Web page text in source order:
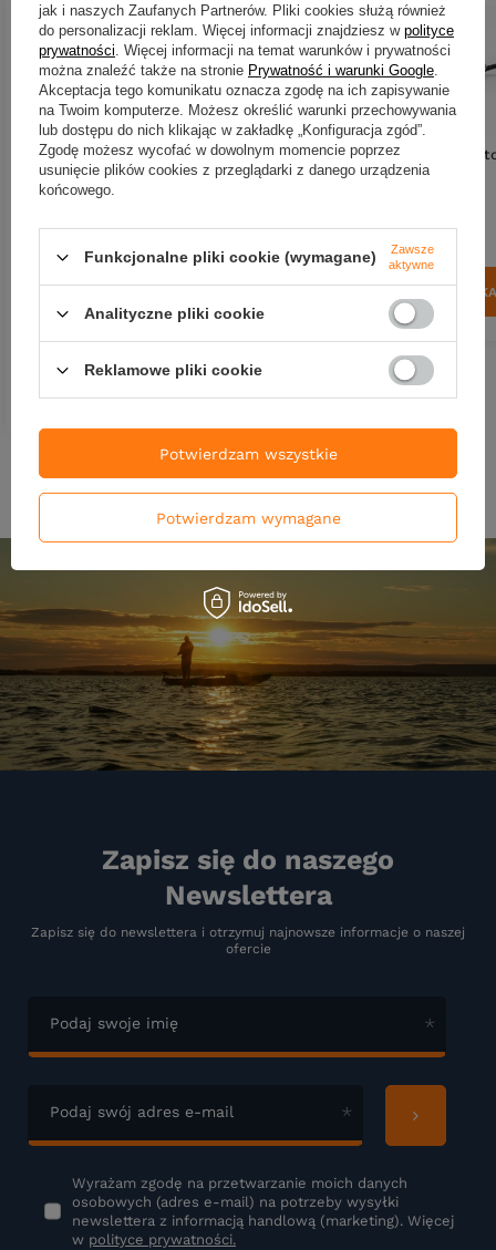
tonący | RTR
31,66 zł
Wobler Hunter Yoda 5cm |
| RDB
Ilość produktów
DO
Zapisz się do naszego
Newslettera
Zapisz się do newslettera i otrzymuj najnowsze informacje o naszej
ofercie
Podaj swoje imię
Podaj swój adres e-mail
Wyrażam zgodę na przetwarzanie moich danych
osobowych (adres e-mail) na potrzeby wysyłki
newslettera z informacją handlową (marketing). Więcej
w polityce prywatności.
jak i naszych Zaufanych Partnerów. Pliki cookies służą również
do personalizacji reklam. Więcej informacji znajdziesz w polityce
prywatności . Więcej informacji na temat warunków i prywatności
można znaleźć także na stronie Prywatność i warunki Google
Akceptacja tego komunikatu oznacza zgodę na ich zapisywanie
na Twoim komputerze. Możesz określić warunki przechowywania
lub dostępu do nich klikając w zakładkę „Konfiguracja zgód”.
Zgodę możesz wycofać w dowolnym momencie poprzez
usunięcie plików cookies z przeglądarki z danego urządzenia
końcowego.
Funkcjonalne pliki cookie (wymagane)
Zawsze
aktywne
Analityczne pliki cookie
Reklamowe pliki cookie
Potwierdzam wymagane
Potwierdzam wszystkie